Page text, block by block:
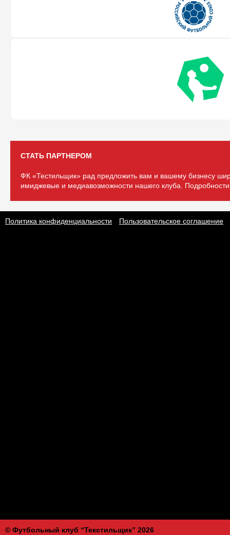
СТАТЬ ПАРТНЕРОМ
ФК «Тестильщик» рад предложить вам и вашему бизнесу
имиджевые и медиавозможности нашего клуба.
Политика конфиденциальности Пользовательское соглашение
© Футбольный клуб “Текстильщик” 2026